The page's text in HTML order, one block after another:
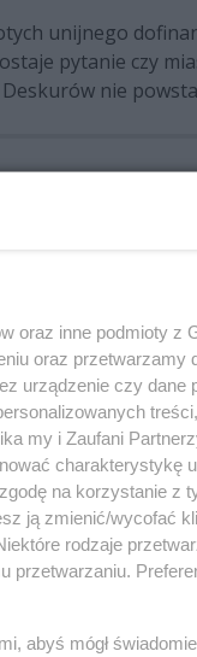
unijnego
pytanie czy
nie
oraz inne podmioty z
oraz przetwarzamy
urządzenie czy dane
my i Zaufani
charakterystykę
na korzystanie z
ją zmienić/wycofać
rodzaje
przetwarzaniu.
abyś mógł